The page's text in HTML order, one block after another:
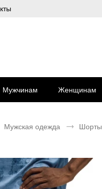
Мужчинам Женщинам
Мужская одежда Шорты